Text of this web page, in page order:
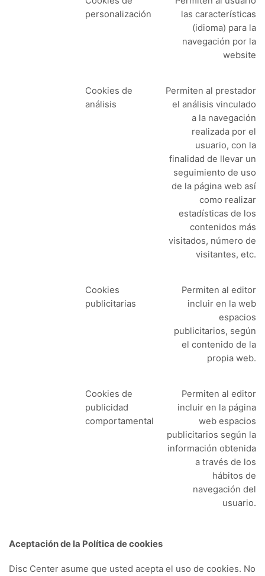
personalización
las características
(idioma) para la
navegación por la
website
Cookies de
análisis
Permiten al prestador
el análisis vinculado
a la navegación
realizada por el
usuario, con la
finalidad de llevar un
seguimiento de uso
de la página web así
como realizar
estadísticas de los
contenidos más
visitados, número de
visitantes, etc.
Cookies
publicitarias
Permiten al editor
incluir en la web
espacios
publicitarios, según
el contenido de la
propia web.
Cookies de
publicidad
comportamental
Permiten al editor
incluir en la página
web espacios
publicitarios según la
información obtenida
a través de los
hábitos de
navegación del
usuario.
Aceptación de la Política de cookies
Disc Center asume que usted acepta el uso de cookies. No